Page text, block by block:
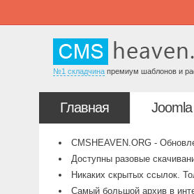
№1 складчина премиум шаблонов и
Главная Joomla
CMSHEAVEN.ORG -
Доступны разовые
Никаких скрытых ссылок.
Самый большой архив в